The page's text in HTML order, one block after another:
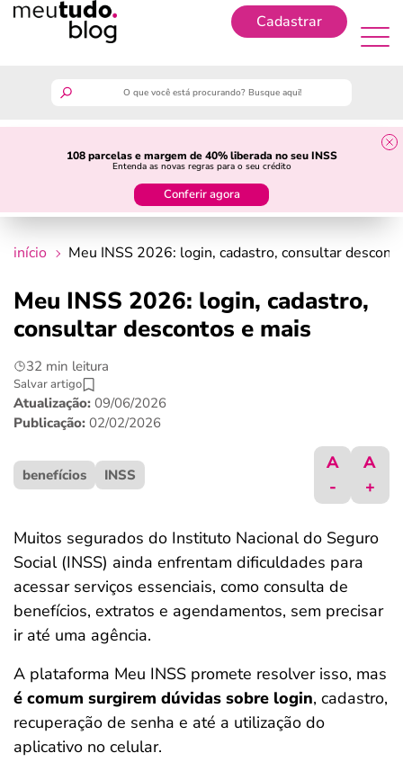
Cadastrar
108 parcelas e margem de 40% liberada no seu INSS
Entenda as novas regras para o seu crédito
Conferir agora
guia do trabalhador
crédito fácil
últimas notícias
ferramentas
início Meu INSS 2026: login, cadastro, consultar
Meu INSS 2026: login, cadastro,
consultar descontos e mais
32 min leitura
Salvar artigo
Atualização: 09/06/2026
Publicação: 02/02/2026
benefícios INSS
A
-
A
+
Muitos segurados do Instituto Nacional do Seguro
Social (INSS) ainda enfrentam dificuldades para
acessar serviços essenciais, como consulta de
benefícios, extratos e agendamentos, sem precisar
ir até uma agência.
A plataforma Meu INSS promete resolver isso, mas
é comum surgirem dúvidas sobre login, cadastro,
recuperação de senha e até a utilização do
aplicativo no celular.